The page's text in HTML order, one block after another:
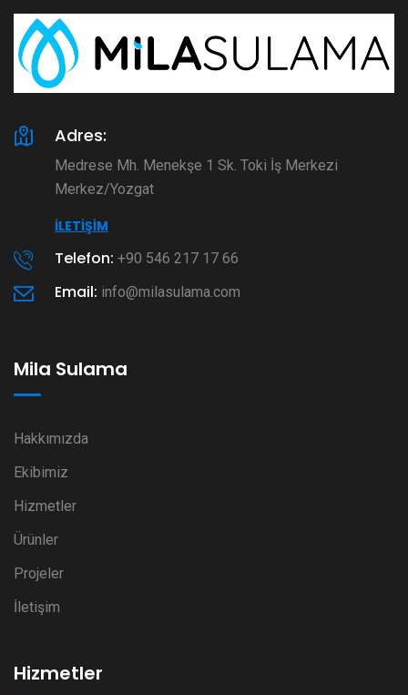
Adres:
Medrese Mh. Menekşe 1 Sk. Toki İş Merkezi
Merkez/Yozgat
İLETIŞIM
Telefon: +90 546 217 17 66
Email: info@milasulama.com
Mila Sulama
Hakkımızda
Ekibimiz
Hizmetler
Ürünler
Projeler
İletişim
Hizmetler